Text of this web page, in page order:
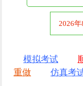
2026
模拟考试
重做
仿真考